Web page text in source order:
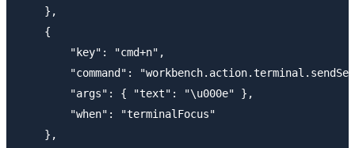
    },
    {
        "key": "cmd+n",
"command":
        "args": { "text": "\u000e" },
        "when": "terminalFocus"
    },